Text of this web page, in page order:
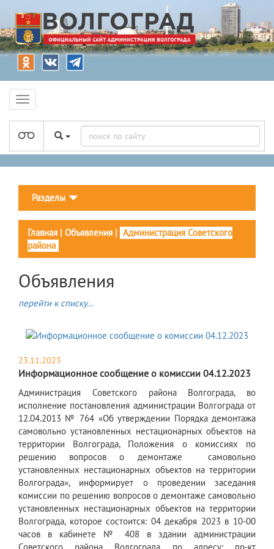
Разделы
Главная | Объявления | Администрация Советского
района
Объявления
перейти к списку...
23.11.2023
Информационное сообщение о комиссии 04.12.2023
Администрация Советского района Волгограда, во
исполнение постановления администрации Волгограда от
12.04.2013 № 764 «Об утверждении Порядка демонтажа
самовольно установленных нестационарных объектов на
территории Волгограда, Положения о комиссиях по
решению вопросов о демонтаже самовольно
установленных нестационарных объектов на территории
Волгограда», информирует о проведении заседания
комиссии по решению вопросов о демонтаже самовольно
установленных нестационарных объектов на территории
Волгограда, которое состоится: 04 декабря 2023 в 10-00
часов в кабинете № 408 в здании администрации